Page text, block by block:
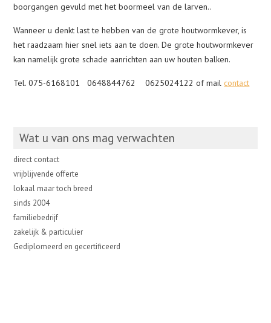
boorgangen gevuld met het boormeel van de larven..
Wanneer u denkt last te hebben van de grote houtwormkever, is
het raadzaam hier snel iets aan te doen. De grote houtwormkever
kan namelijk grote schade aanrichten aan uw houten balken.
Tel. 075-6168101 0648844762 0625024122 of mailcontact
Wat u van ons mag verwachten
direct contact
vrijblijvende offerte
lokaal maar toch breed
sinds 2004
familiebedrijf
zakelijk & particulier
Gediplomeerd en gecertificeerd